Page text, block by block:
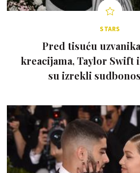
STARS
Pred tisuću
kreacijama, Taylor Swift
su izrekli